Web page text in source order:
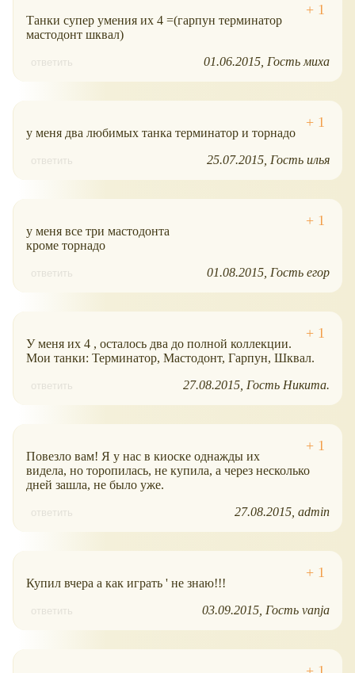
Танки супер умения их 4 =(гарпун терминатор
мастодонт шквал)
ответить 01.06.2015 Гость миха
у меня два любимых танка терминатор и торнадо
ответить 25.07.2015 Гость илья
у меня все три мастодонта
кроме торнадо
ответить 01.08.2015 Гость егор
У меня их 4 , осталось два до полной коллекции.
Мои танки: Терминатор, Мастодонт, Гарпун, Шквал.
ответить 27.08.2015 Гость Никита.
Повезло вам! Я у нас в киоске однажды их
видела, но торопилась, не купила, а через несколько
дней зашла, не было уже.
ответить 27.08.2015 admin
Купил вчера а как играть ' не знаю!!!
ответить 03.09.2015 Гость vanja